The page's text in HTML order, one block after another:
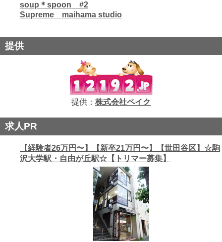
soup＊spoon #2
Supreme maihama studio
提供
提供： 株式会社ペイク
求人PR
【経験者26万円〜】【新卒21万円〜】【世田谷区】☆駒
沢大学駅・自由が丘駅☆【トリマー募集】